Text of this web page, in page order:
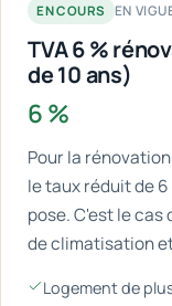
EN COURS EN
TVA 6 %
de 10 ans)
6 %
Pour la
le taux réduit de
pose. C'est le
de climatisation
Logement de